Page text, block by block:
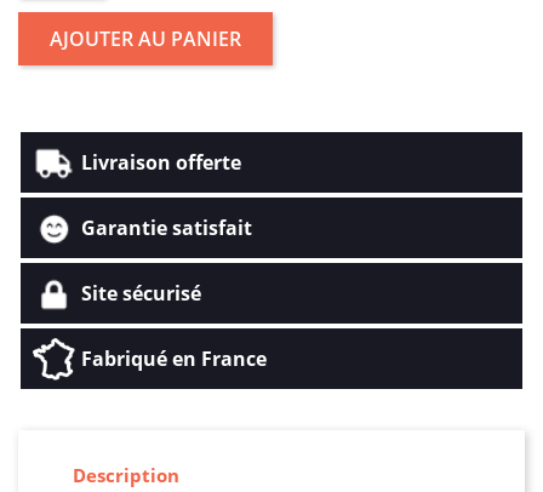
AJOUTER AU PANIER
Livraison offerte
Garantie satisfait
Site sécurisé
Fabriqué en France
Description